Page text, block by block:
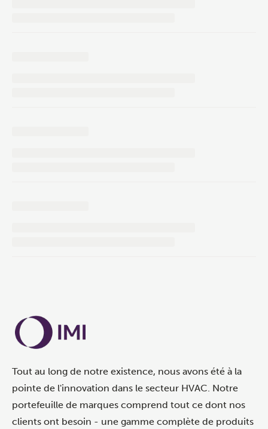
Tout au long de notre existence, nous avons été à la
pointe de l'innovation dans le secteur HVAC. Notre
portefeuille de marques comprend tout ce dont nos
clients ont besoin - une gamme complète de produits